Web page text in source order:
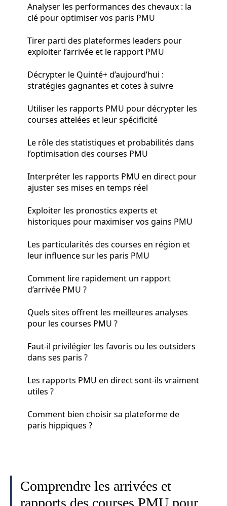
Analyser les performances des chevaux : la
clé pour optimiser vos paris PMU
Tirer parti des plateformes leaders pour
exploiter l’arrivée et le rapport PMU
Décrypter le Quinté+ d’aujourd’hui :
stratégies gagnantes et cotes à suivre
Utiliser les rapports PMU pour décrypter les
courses attelées et leur spécificité
Le rôle des statistiques et probabilités dans
l’optimisation des courses PMU
Interpréter les rapports PMU en direct pour
ajuster ses mises en temps réel
Exploiter les pronostics experts et
historiques pour maximiser vos gains PMU
Les particularités des courses en région et
leur influence sur les paris PMU
Comment lire rapidement un rapport
d’arrivée PMU ?
Quels sites offrent les meilleures analyses
pour les courses PMU ?
Faut-il privilégier les favoris ou les outsiders
dans ses paris ?
Les rapports PMU en direct sont-ils vraiment
utiles ?
Comment bien choisir sa plateforme de
paris hippiques ?
Comprendre les arrivées et
rapports des courses PMU pour